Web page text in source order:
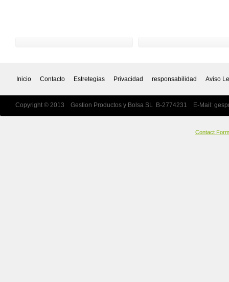
Inicio Contacto Estretegias Privacidad responsabilidad Aviso
Copyright © 2013 Gestion Productos y Bolsa SL B-2774231 E-Mail:
Contact Form